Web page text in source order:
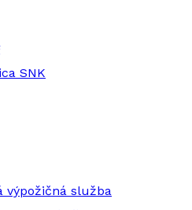
SNK
výpožičná služba